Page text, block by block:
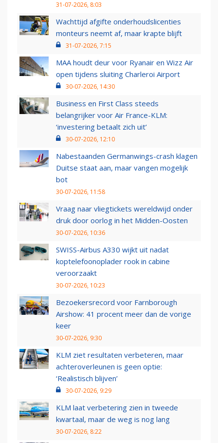
31-07-2026, 8:03
Wachttijd afgifte onderhoudslicenties
monteurs neemt af, maar krapte blijft
31-07-2026, 7:15
MAA houdt deur voor Ryanair en Wizz Air
open tijdens sluiting Charleroi Airport
30-07-2026, 14:30
Business en First Class steeds
belangrijker voor Air France-KLM:
‘investering betaalt zich uit’
30-07-2026, 12:10
Nabestaanden Germanwings-crash klagen
Duitse staat aan, maar vangen mogelijk
bot
30-07-2026, 11:58
Vraag naar vliegtickets wereldwijd onder
druk door oorlog in het Midden-Oosten
30-07-2026, 10:36
SWISS-Airbus A330 wijkt uit nadat
koptelefoonoplader rook in cabine
veroorzaakt
30-07-2026, 10:23
Bezoekersrecord voor Farnborough
Airshow: 41 procent meer dan de vorige
keer
30-07-2026, 9:30
KLM ziet resultaten verbeteren, maar
achteroverleunen is geen optie:
‘Realistisch blijven’
30-07-2026, 9:29
KLM laat verbetering zien in tweede
kwartaal, maar de weg is nog lang
30-07-2026, 8:22